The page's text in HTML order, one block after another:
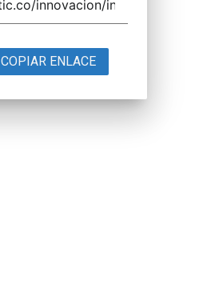
COPIAR ENLACE